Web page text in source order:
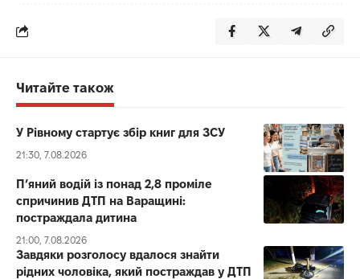
Читайте також
У Рівному стартує збір книг для ЗСУ
21:30, 7.08.2026
П’яний водій із понад 2,8 проміле
спричинив ДТП на Варащині:
постраждала дитина
21:00, 7.08.2026
Завдяки розголосу вдалося знайти
рідних чоловіка, який постраждав у ДТП